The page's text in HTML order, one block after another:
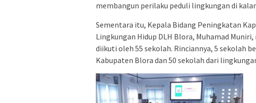
membangun perilaku peduli lingkungan di
Sementara itu, Kepala Bidang Peningkatan
Lingkungan Hidup DLH Blora, Muhamad
diikuti oleh 55 sekolah. Rinciannya, 5 sekolah
Kabupaten Blora dan 50 sekolah dari